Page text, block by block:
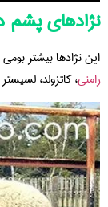
نژادهای پشم
این نژادها بیشتر
رامنی، کاتزولد،